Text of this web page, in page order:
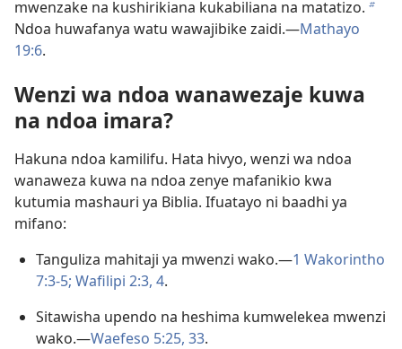
mwenzake na kushirikiana kukabiliana na matatizo. b
Ndoa huwafanya watu wawajibike zaidi.—Mathayo
19:6.
Wenzi wa ndoa wanawezaje kuwa
na ndoa imara?
Hakuna ndoa kamilifu. Hata hivyo, wenzi wa ndoa
wanaweza kuwa na ndoa zenye mafanikio kwa
kutumia mashauri ya Biblia. Ifuatayo ni baadhi ya
mifano:
Tanguliza mahitaji ya mwenzi wako.—1 Wakorintho
7:3-5; Wafilipi 2:3, 4.
Sitawisha upendo na heshima kumwelekea mwenzi
wako.—Waefeso 5:25, 33.